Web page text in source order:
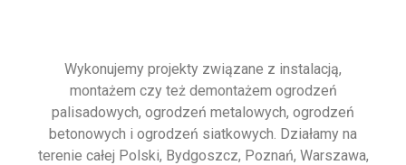
Wykonujemy projekty związane z instalacją,
montażem czy też demontażem ogrodzeń
palisadowych, ogrodzeń metalowych, ogrodzeń
betonowych i ogrodzeń siatkowych. Działamy na
terenie całej Polski, Bydgoszcz, Poznań, Warszawa,